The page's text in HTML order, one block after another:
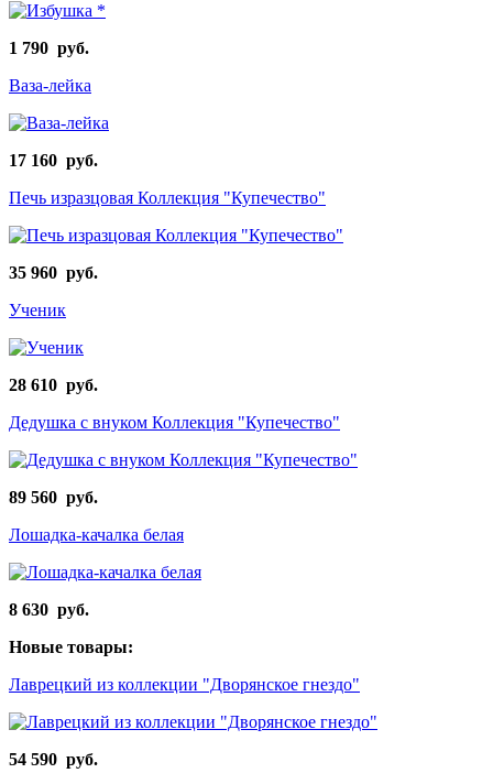
1 790 руб.
Ваза-лейка
17 160 руб.
Печь изразцовая Коллекция "Купечество"
35 960 руб.
Ученик
28 610 руб.
Дедушка с внуком Коллекция "Купечество"
89 560 руб.
Лошадка-качалка белая
8 630 руб.
Новые товары:
Лаврецкий из коллекции "Дворянское гнездо"
54 590 руб.